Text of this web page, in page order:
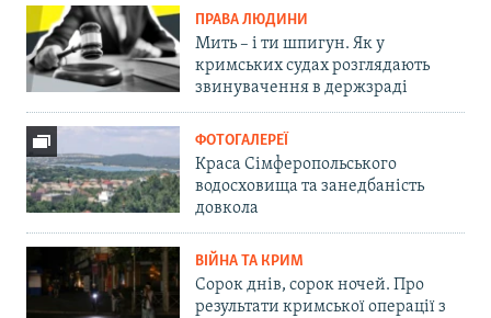
ПРАВА ЛЮДИНИ
Мить – і ти шпигун. Як у
кримських судах розглядають
звинувачення в держзраді
ФОТОГАЛЕРЕЇ
Краса Сімферопольського
водосховища та занедбаність
довкола
ВІЙНА ТА КРИМ
Сорок днів, сорок ночей. Про
результати кримської операції з